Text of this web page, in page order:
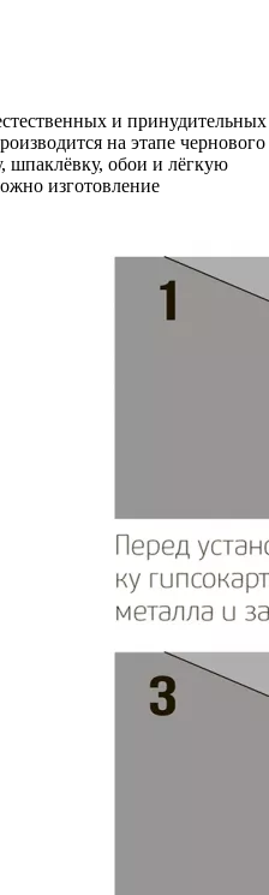
и принудительных
на этапе чернового
шпаклёвку, обои и лёгкую
изготовление